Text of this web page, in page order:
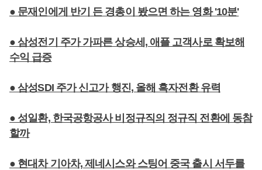
● 문재인에게 반기 든 경총이 봤으면 하는 영화 '10분'
● 삼성전기 주가 가파른 상승세, 애플 고객사로 확보해
수익 급증
● 삼성SDI 주가 신고가 행진, 올해 흑자전환 유력
● 성일환, 한국공항공사 비정규직의 정규직 전환에 동참
할까
● 현대차 기아차, 제네시스와 스팅어 중국 출시 서두를